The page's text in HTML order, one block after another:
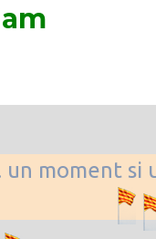
un moment si